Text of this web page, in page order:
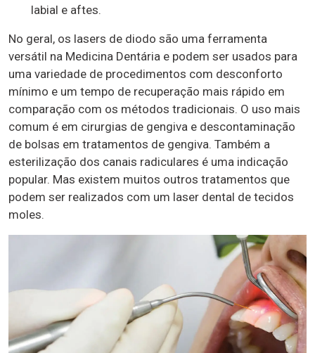
labial e aftes.
No geral, os lasers de diodo são uma ferramenta
versátil na Medicina Dentária e podem ser usados ​​para
uma variedade de procedimentos com desconforto
mínimo e um tempo de recuperação mais rápido em
comparação com os métodos tradicionais. O uso mais
comum é em cirurgias de gengiva e descontaminação
de bolsas em tratamentos de gengiva. Também a
esterilização dos canais radiculares é uma indicação
popular. Mas existem muitos outros tratamentos que
podem ser realizados com um laser dental de tecidos
moles.